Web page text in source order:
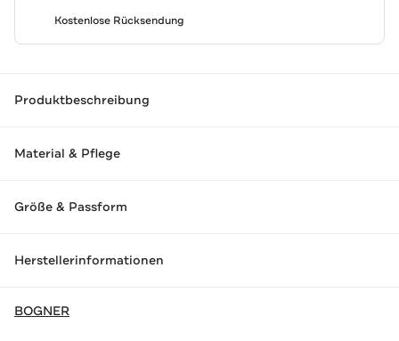
Kostenlose Rücksendung
Produktbeschreibung
Material & Pflege
Größe & Passform
Herstellerinformationen
BOGNER